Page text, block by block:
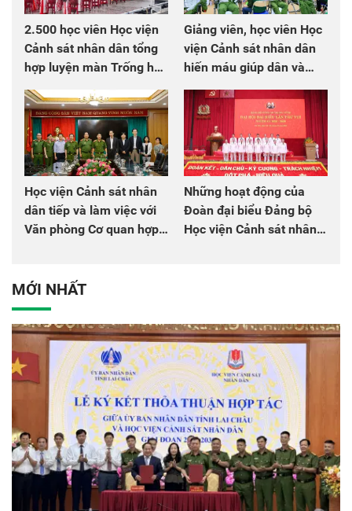
2.500 học viên Học viện
Cảnh sát nhân dân tổng
hợp luyện màn Trống hội
chào mừng Đại hội Đảng
Giảng viên, học viên Học
viện Cảnh sát nhân dân
hiến máu giúp dân và
đồng đội
Học viện Cảnh sát nhân
dân tiếp và làm việc với
Văn phòng Cơ quan hợp
Những hoạt động của
Đoàn đại biểu Đảng bộ
Học viện Cảnh sát nhân
MỚI NHẤT